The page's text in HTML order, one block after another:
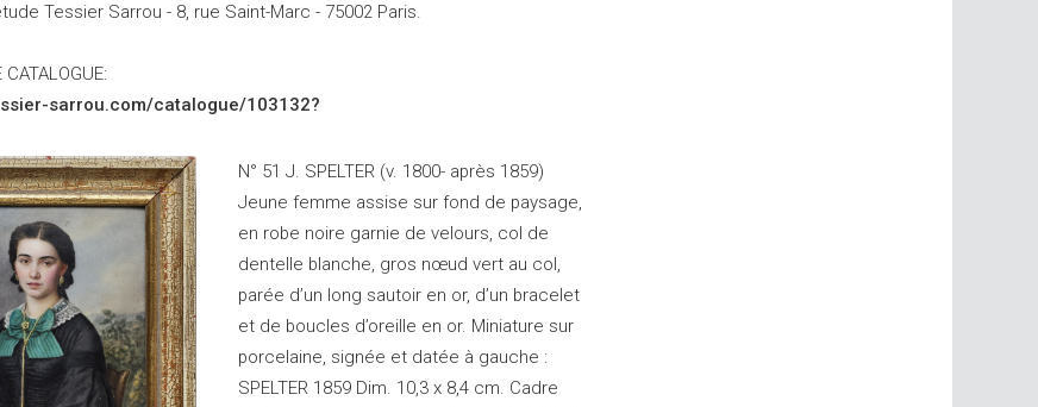
Tessier Sarrou - 8, rue Saint-Marc - 75002 Paris.
CATALOGUE:
sarrou.com/catalogue/103132?
N° 51 J. SPELTER (v. 1800- après 1859)
Jeune femme assise sur fond de paysage,
en robe noire garnie de velours, col de
dentelle blanche, gros nœud vert au col,
parée d’un long sautoir en or, d’un bracelet
et de boucles d’oreille en or. Miniature sur
porcelaine, signée et datée à gauche :
SPELTER 1859 Dim. 10,3 x 8,4 cm. Cadre